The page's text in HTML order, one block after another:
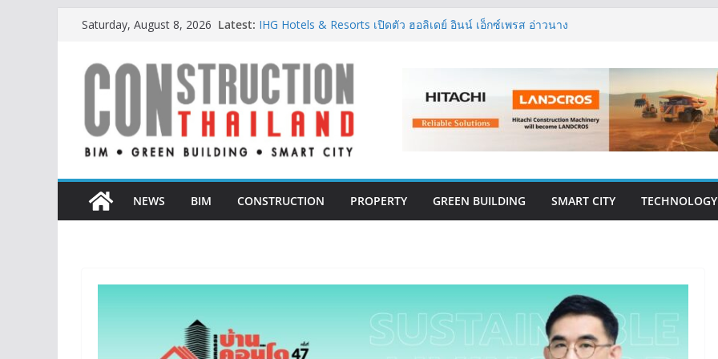
Skip
content
Saturday, August 8, 2026 Latest: IHG Hotels & Resorts เปิดตัว ฮอลิเดย์ อินน์ เอ็กซ์เพรส อ่าวนาง
ตั้งแต่การออกแบบถึงการตรวจสอบอาคารไทย รับมือแผ่นดินไหว
TITLE เผยรายได้ครึ่งปีแรก’69 มากกว่า 2,000 ล้านบาท เติบโต
377% ชี้ดีมานด์ภูเก็ตยังแกร่ง
BCT Expo 2026 ชูแนวคิด “Empowering Net Zero in
Construction & Mining” ขับเคลื่อนอุตสาหกรรมก่อสร้างและ
เหมืองแร่สู่สังคมคาร์บอนต่ำอย่างยั่งยืน
สร้างการเติบโตอย่างยั่งยืน
NEWS
BIM CONSTRUCTION PROPERTY GREEN BUILDING SMART CITY TECHNOLOGY
CONSTRUCTION
THAILAND : VOL.33
(May-Jun 2026)